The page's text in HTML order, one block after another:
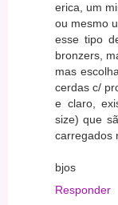
erica, um
ou mesmo
esse tipo
bronzers,
mas
cerdas c/
e claro,
size) que
carregados
bjos
Responder